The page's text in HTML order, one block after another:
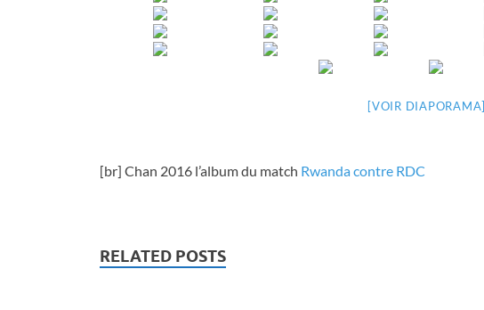
[VOIR DIAPORAMA]
[br] Chan 2016 l’album du match Rwanda contre RDC
RELATED POSTS